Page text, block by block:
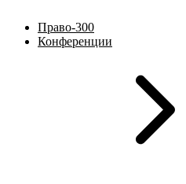
Право-300
Конференции